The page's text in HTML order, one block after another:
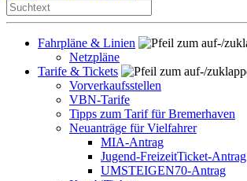
Fahrpläne & Linien
Netzpläne
Tarife & Tickets
Vorverkaufsstellen
VBN-Tarife
Tipps zum Tarif für Bremerhaven
Neuanträge für Vielfahrer
MIA-Antrag
Jugend-FreizeitTicket-Antrag
UMSTEIGEN70-Antrag